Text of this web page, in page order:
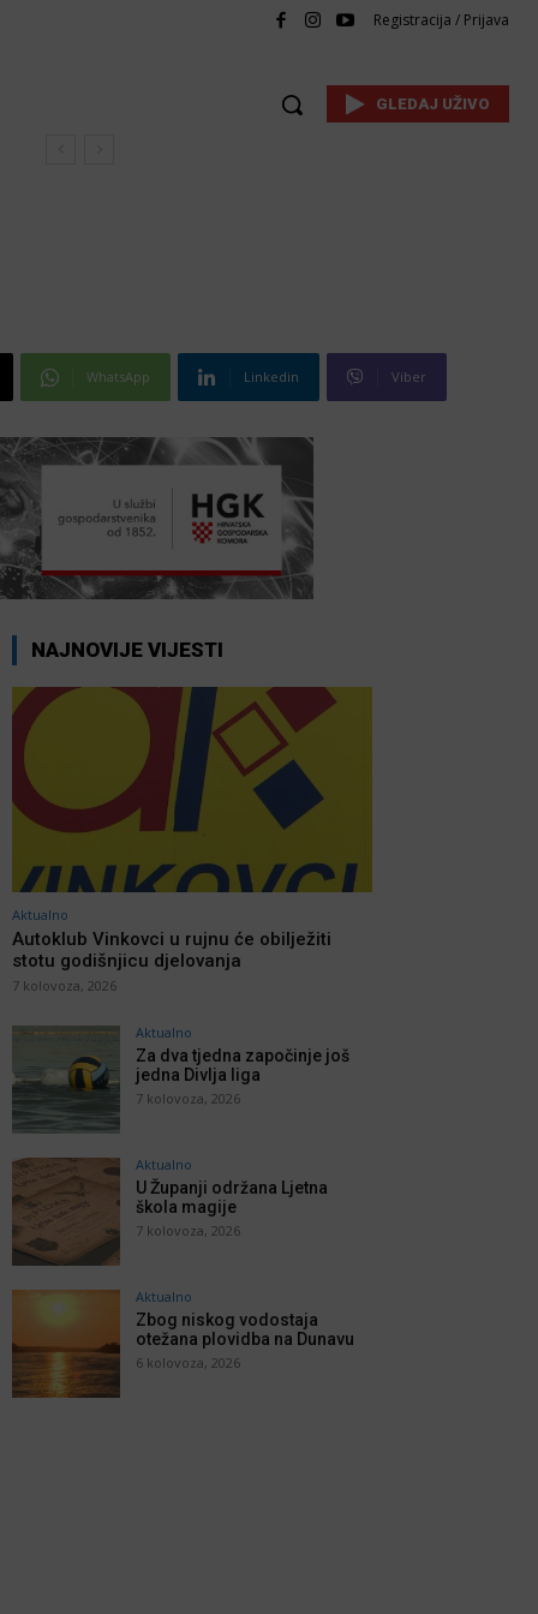
Registracija / Prijava
GLEDAJ UŽIVO
WhatsApp Linkedin Viber
NAJNOVIJE VIJESTI
Aktualno
Autoklub Vinkovci u rujnu će obilježiti
stotu godišnjicu djelovanja
7 kolovoza, 2026
Aktualno
Za dva tjedna započinje još
jedna Divlja liga
7 kolovoza, 2026
Aktualno
U Županji održana Ljetna
škola magije
7 kolovoza, 2026
Aktualno
Zbog niskog vodostaja
otežana plovidba na Dunavu
6 kolovoza, 2026